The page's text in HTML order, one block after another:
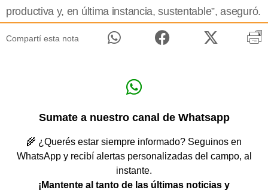
productiva y, en última instancia, sustentable”, aseguró.
Compartí esta nota
Sumate a nuestro canal de Whatsapp
🌾 ¿Querés estar siempre informado? Seguinos en
WhatsApp y recibí alertas personalizadas del campo, al
instante.
¡Mantente al tanto de las últimas noticias y